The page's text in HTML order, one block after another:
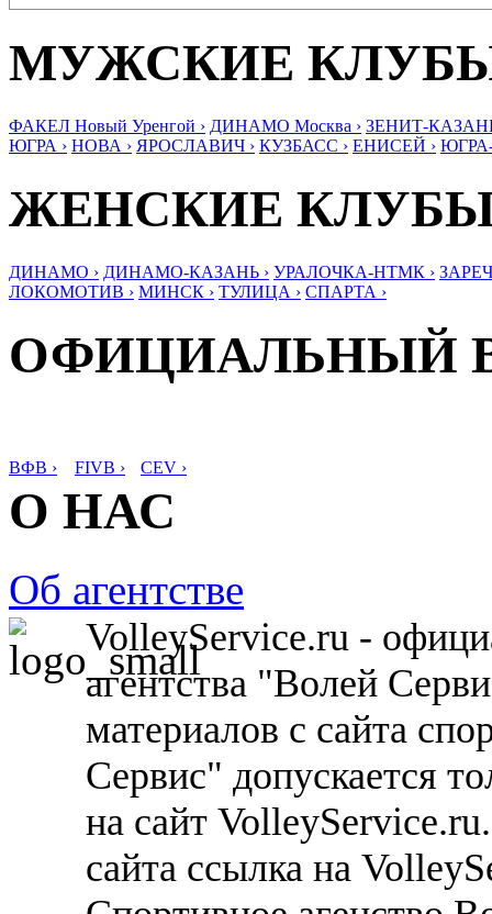
МУЖСКИЕ
ФАКЕЛ Новый Уренгой › ДИНАМО Москва › ЗЕНИТ-
ЮГРА › НОВА › ЯРОСЛАВИЧ › КУЗБАСС › ЕНИСЕЙ ›
ЖЕНСКИЕ
ДИНАМО › ДИНАМО-КАЗАНЬ › УРАЛОЧКА-НТМК ›
ЛОКОМОТИВ › МИНСК › ТУЛИЦА › СПАРТА ›
ОФИЦИАЛЬНЫЙ
ВФВ › FIVB › CEV ›
О НАС
Об агентстве
VolleyService.ru -
агентства "Волей
материалов с сайта
Сервис" допускается
на сайт
сайта ссылка на